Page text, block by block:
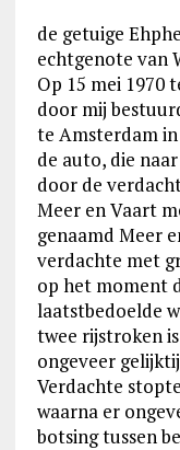
de getuige
echtgenote van
Op 15 mei 1970
door mij
te Amsterdam
de auto, die
door de
Meer en Vaart
genaamd Meer
verdachte met
op het moment
laatstbedoelde
twee rijstroken
ongeveer
Verdachte
waarna er
botsing tussen